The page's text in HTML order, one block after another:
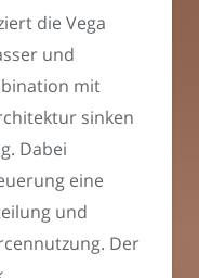
die Vega
und
mit
sinken
Dabei
eine
und
Der